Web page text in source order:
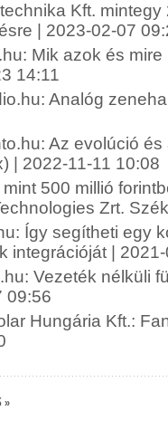
Kft.
| 2023-02-07
Mik azok és
14:11
Analóg
Az evolúció
| 2022-11-11 10:08
500 millió
Zrt.
Így segítheti egy
integrációját |
Vezeték nélküli
09:56
Hungária Kft.:
»